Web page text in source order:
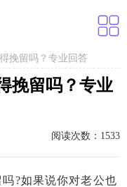
挽留吗？专业回答
挽留吗？专业
阅读次数：1533
?如果说你对老公也